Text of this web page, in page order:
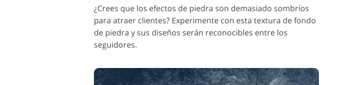
¿Crees que los efectos de piedra son demasiado sombríos
para atraer clientes? Experimente con esta textura de fondo
de piedra y sus diseños serán reconocibles entre los
seguidores.